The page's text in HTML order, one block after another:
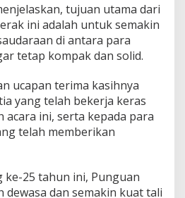
tujuan utama dari
ini adalah untuk semakin
di antara para
tetap kompak dan solid.
ucapan terima kasihnya
yang telah bekerja keras
acara ini, serta kepada para
telah memberikan
ke-25 tahun ini, Punguan
dewasa dan semakin kuat tali